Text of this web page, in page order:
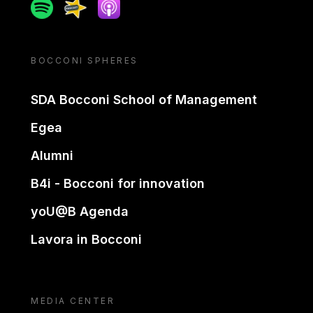
SpotifySpreakerApple podcast
BOCCONI SPHERES
SDA Bocconi School of Management
Egea
Alumni
B4i - Bocconi for innovation
yoU@B Agenda
Lavora in Bocconi
MEDIA CENTER